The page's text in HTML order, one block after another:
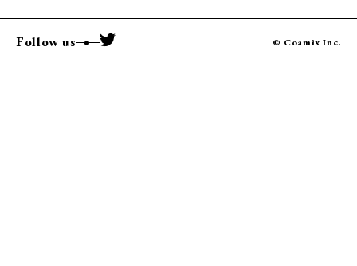
Follow us © Coamix Inc.